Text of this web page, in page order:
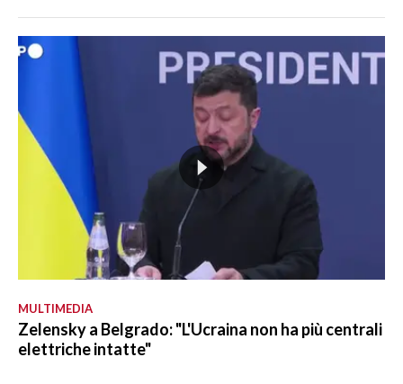
MULTIMEDIA
Zelensky a Belgrado: "L'Ucraina non ha più centrali
elettriche intatte"